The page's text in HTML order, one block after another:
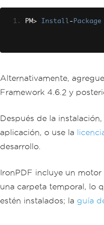
PM> Install- Package
Alternativamente,
Framework 4.6.2 y
Después de la
aplicación, o use la
desarrollo.
IronPDF incluye un
una carpeta temporal, lo
estén instalados; la guía